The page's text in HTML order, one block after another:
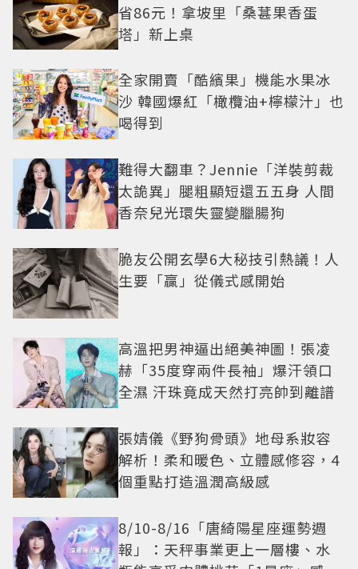
省86元！拿坡里「桑葚果香蛋
塔」新上桌
全家開賣「酷繽果」機能水果冰
沙 韓國爆紅「橄欖油+檸檬汁」也
喝得到
難得大翻車？Jennie「洋裝剪裁
太詭異」腿粗顯短還五五身 人間
香奈兒光環失靈變臘腸狗
脆友公開玄學6大秘技引熱議！人
生要「贏」從儀式感開始
高溫把男神逼出絕美神圖！張凌
赫「35度穿兩件長袖」爆汗領口
全濕 汗珠竟成天然打亮帥到離譜
張婧儀《野狗骨頭》地母系妝容
解析！柔和暖色、立體感修容，4
個重點打造溫潤高級感
8/10-8/16「唐綺陽星座運勢週
報」：天秤事業更上一層樓、水